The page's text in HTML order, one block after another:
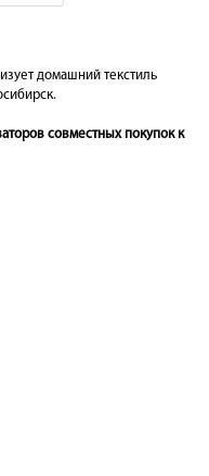
домашний текстиль
совместных покупок к